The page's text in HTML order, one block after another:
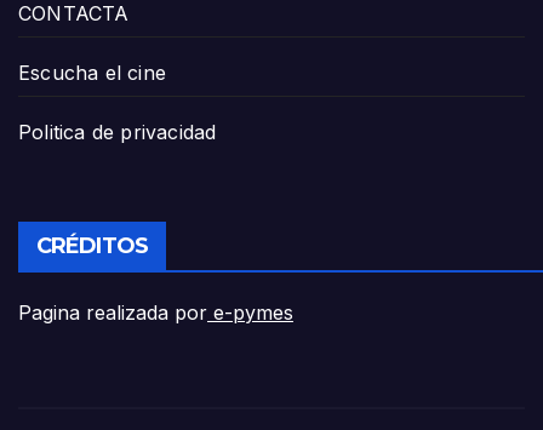
CONTACTA
Escucha el cine
Politica de privacidad
CRÉDITOS
Pagina realizada por e-pymes